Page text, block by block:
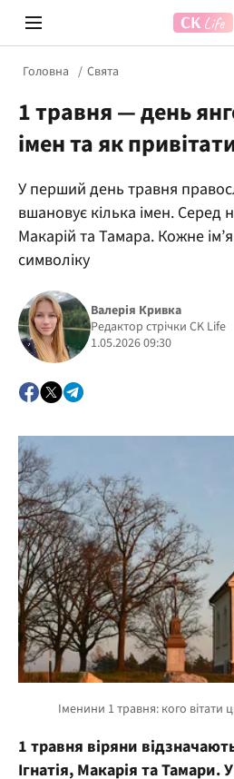
Prosecco Time
Головна Свята
1 травня — день
імен та як
У перший день травня
вшановує кілька імен. Серед
Макарій та Тамара. Кожне
символіку
Валерія Кривка
Редактор стрічки CK Life
1.05.2026 09:30
1 травня віряни
Ігнатія, Макарія та Тамари.